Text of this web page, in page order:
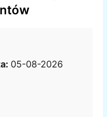
05-08-2026